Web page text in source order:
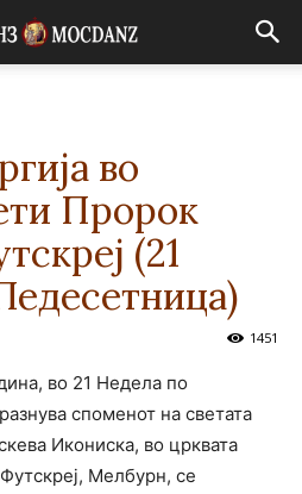
во
Пророк
(21
1451
во 21 Недела по
споменот на светата
Икониска, во црквата
Мелбурн, се